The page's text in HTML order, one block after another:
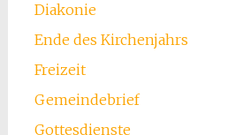
Diakonie
Ende des Kirchenjahrs
Freizeit
Gemeindebrief
Gottesdienste